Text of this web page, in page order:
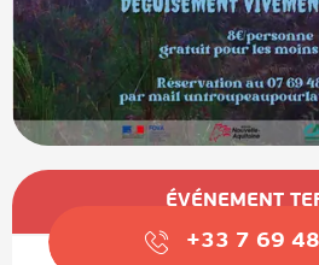
Ouverture et coordonnées
ÉVÉNEMENT
+33 7 69